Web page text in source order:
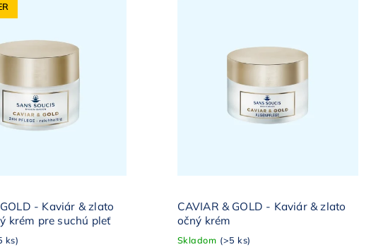
- Kaviár & zlato
krém pre suchú pleť
ks)
CAVIAR & GOLD - Kaviár & zlato
očný krém
Skladom (>5 ks)